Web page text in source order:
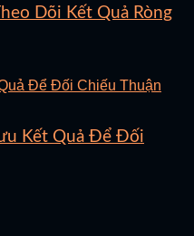
Dõi Kết Quả Ròng
Kết Quả Để Đối